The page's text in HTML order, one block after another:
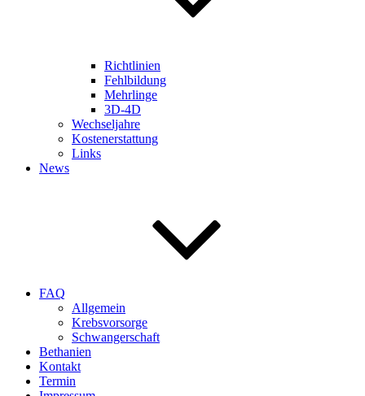
Richtlinien
Fehlbildung
Mehrlinge
3D-4D
Wechseljahre
Kostenerstattung
Links
News
FAQ
Allgemein
Krebsvorsorge
Schwangerschaft
Bethanien
Kontakt
Termin